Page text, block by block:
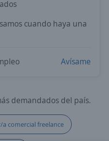
cuando haya una
Avísame
demandados del país.
a comercial freelance